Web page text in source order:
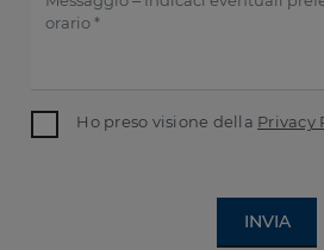
Ho preso visione della Privacy
INVIA